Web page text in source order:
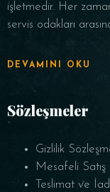
işletmedir. Her
servis odakları
DEVAMINI OKU
Sözleşmeler
Gizlilik
Mesafeli Satış
Teslimat ve